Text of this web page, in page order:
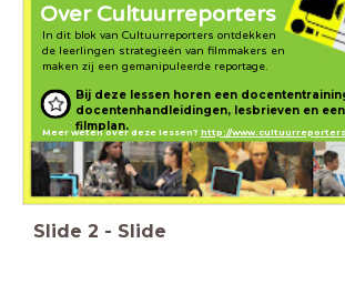
In dit blok van Cultuurreporters ontdekken
de leerlingen strategieën van filmmakers en
maken zij een gemanipuleerde reportage.
Over Cultuurreporters
Bij deze lessen horen een
docentenhandleidingen, lesbrieven en een
filmplan.
Meer weten over deze lessen? http://
Slide 2 - Slide